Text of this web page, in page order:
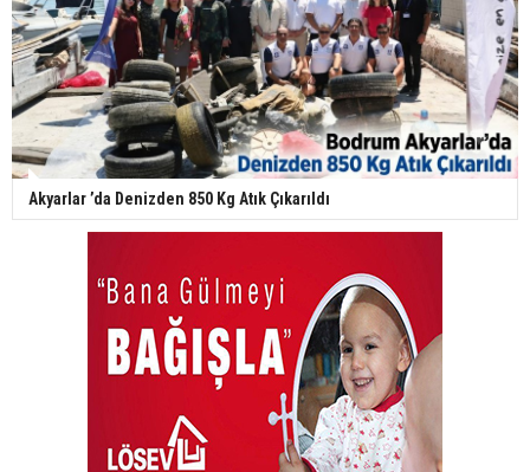
Akyarlar ’da Denizden 850 Kg Atık Çıkarıldı